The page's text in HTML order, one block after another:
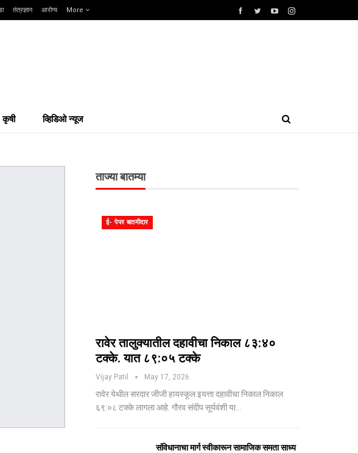
तंत्रज्ञान आरोग्य More
कृषी व्हिडिओ न्यूज
ताज्या बातम्या
ई- पेपर बातमीदार
रावेर तालुक्यातील दहावीचा निकाल ८३:४०
टक्के. यात ८९:०५ टक्के
Vijay Patil May 17, 2026
रावेर येथील सरदार जीजी हायस्कूल इयत्ता दहावीचा निकाल निकाल
६९:०८ टक्के लागला आहे. गौरव संदीप सूर्यवंशी या…
संविधानाचा मार्ग स्वीकारून सामाजिक समता साध्य